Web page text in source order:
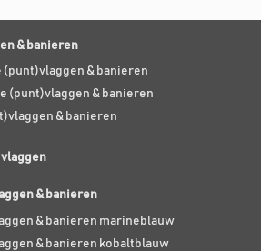
& banieren
& banieren
(punt)vlaggen & banieren
& banieren
& banieren
& banieren marineblauw
& banieren kobaltblauw